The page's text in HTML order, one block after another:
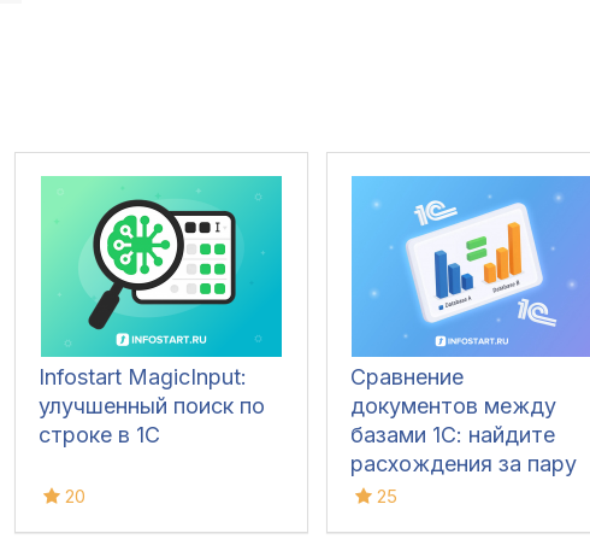
Infostart MagicInput:
улучшенный поиск по
строке в 1С
20
Сравнение
документов между
базами 1С: найдите
расхождения за пару
кликов
25